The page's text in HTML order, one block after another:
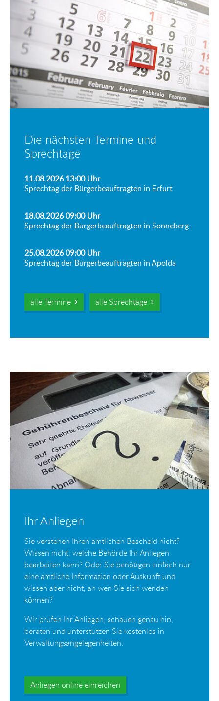
Die nächsten Termine und
Sprechtage
11.08.2026 13:00Uhr
Sprechtag der Bürgerbeauftragten in Erfurt
18.08.2026 09:00Uhr
Sprechtag der Bürgerbeauftragten in Sonneberg
25.08.2026 09:00Uhr
Sprechtag der Bürgerbeauftragten in Apolda
alle Termine alle Sprechtage
Ihr Anliegen
Sie verstehen Ihren amtlichen Bescheid nicht?
Wissen nicht, welche Behörde Ihr Anliegen
bearbeiten kann? Oder Sie benötigen einfach nur
eine amtliche Information oder Auskunft und
wissen aber nicht, an wen Sie sich wenden
können?
Wir prüfen Ihr Anliegen, schauen genau hin,
beraten und unterstützen Sie kostenlos in
Verwaltungsangelegenheiten.
Anliegen online einreichen